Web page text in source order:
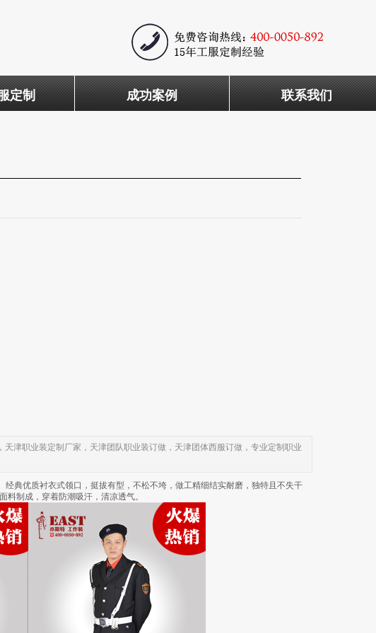
定制 成功案例 联系我们
津职业装定制厂家，天津团队职业装订做，天津团体西服订做，专业定制职业
典优质衬衣式领口，挺拔有型，不松不垮，做工精细结实耐磨，独特且不失干
制成，穿着防潮吸汗，清凉透气。